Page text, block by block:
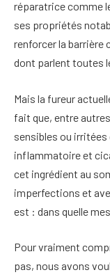
réparatrice comme
ses propriétés
renforcer la barrière
dont parlent toutes
Mais la fureur
fait que, entre
sensibles ou
inflammatoire et
cet ingrédient au
imperfections et
est : dans quelle
Pour vraiment
pas, nous avons